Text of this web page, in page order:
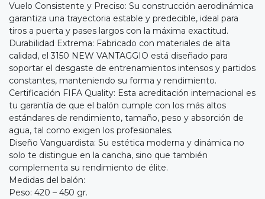
Vuelo Consistente y Preciso: Su construcción aerodinámica
garantiza una trayectoria estable y predecible, ideal para
tiros a puerta y pases largos con la máxima exactitud.
Durabilidad Extrema: Fabricado con materiales de alta
calidad, el 3150 NEW VANTAGGIO está diseñado para
soportar el desgaste de entrenamientos intensos y partidos
constantes, manteniendo su forma y rendimiento.
Certificación FIFA Quality: Esta acreditación internacional es
tu garantía de que el balón cumple con los más altos
estándares de rendimiento, tamaño, peso y absorción de
agua, tal como exigen los profesionales.
Diseño Vanguardista: Su estética moderna y dinámica no
solo te distingue en la cancha, sino que también
complementa su rendimiento de élite.
Medidas del balón:
Peso: 420 – 450 gr.